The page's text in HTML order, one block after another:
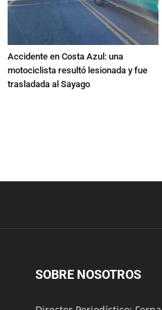
Accidente en Costa Azul: una
motociclista resultó lesionada y fue
trasladada al Sayago
SOBRE NOSOTROS